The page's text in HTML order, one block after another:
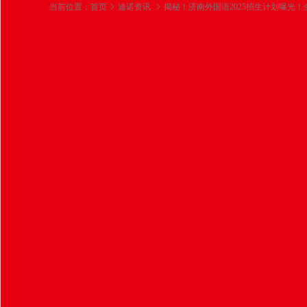
当前位置： 首页 迪诺资讯 揭秘！济南外国语2025招生计划曝光！